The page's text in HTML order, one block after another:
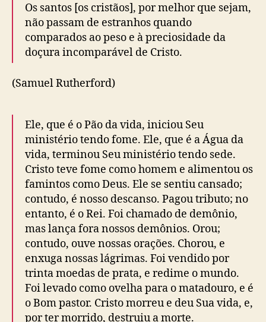
Os santos [os cristãos], por melhor que sejam,
não passam de estranhos quando
comparados ao peso e à preciosidade da
doçura incomparável de Cristo.
(Samuel Rutherford)
Ele, que é o Pão da vida, iniciou Seu
ministério tendo fome. Ele, que é a Água da
vida, terminou Seu ministério tendo sede.
Cristo teve fome como homem e alimentou os
famintos como Deus. Ele se sentiu cansado;
contudo, é nosso descanso. Pagou tributo; no
entanto, é o Rei. Foi chamado de demônio,
mas lança fora nossos demônios. Orou;
contudo, ouve nossas orações. Chorou, e
enxuga nossas lágrimas. Foi vendido por
trinta moedas de prata, e redime o mundo.
Foi levado como ovelha para o matadouro, e é
o Bom pastor. Cristo morreu e deu Sua vida, e,
por ter morrido, destruiu a morte.